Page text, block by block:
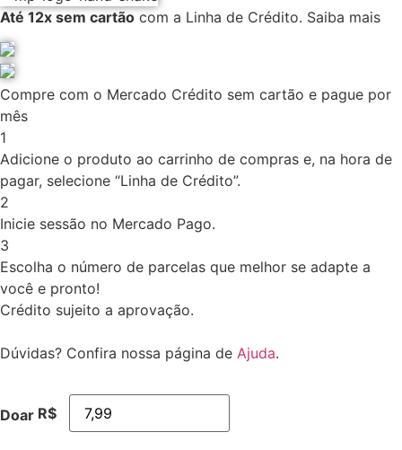
Até 12x sem cartão com a Linha de Crédito. Saiba mais
Compre com o Mercado Crédito sem cartão e pague por
mês
1
Adicione o produto ao carrinho de compras e, na hora de
pagar, selecione “Linha de Crédito”.
2
Inicie sessão no Mercado Pago.
3
Escolha o número de parcelas que melhor se adapte a
você e pronto!
Crédito sujeito a aprovação.
Dúvidas? Confira nossa página de Ajuda.
Doar R$